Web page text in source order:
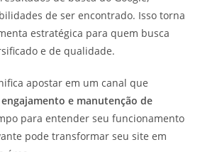
de ser encontrado. Isso torna
estratégica para quem busca
e de qualidade.
apostar em um canal que
e manutenção de
para entender seu funcionamento
pode transformar seu site em